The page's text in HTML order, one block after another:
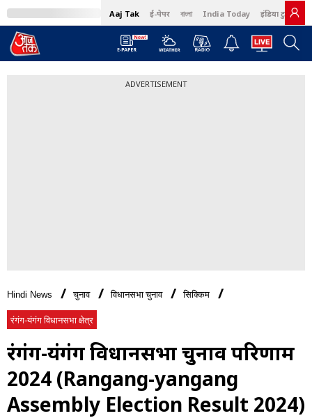
Aaj Tak ई-पेपर বাংলা India Today इंडिया टुडे हिंदी
ADVERTISEMENT
Hindi News चुनाव विधानसभा चुनाव सिक्किम
रंगंग-यंगंग विधानसभा क्षेत्र
रंगंग-यंगंग विधानसभा चुनाव परिणाम
2024 (Rangang-yangang
Assembly Election Result 2024)